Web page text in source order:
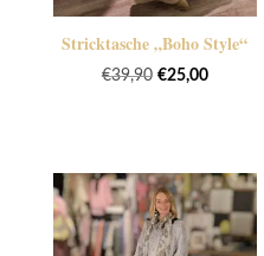
Stricktasche „Boho Style“
€39,90 Ursprünglicher
€25,00Aktueller